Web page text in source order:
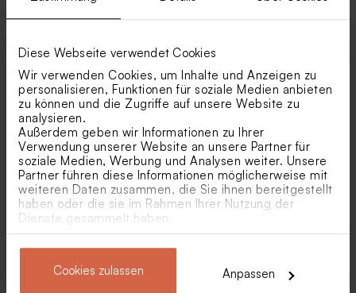
Diese Webseite verwendet Cookies
Wir verwenden Cookies, um Inhalte und Anzeigen zu
personalisieren, Funktionen für soziale Medien anbieten
zu können und die Zugriffe auf unsere Website zu
analysieren.
Außerdem geben wir Informationen zu Ihrer
Verwendung unserer Website an unsere Partner für
soziale Medien, Werbung und Analysen weiter. Unsere
Partner führen diese Informationen möglicherweise mit
weiteren Daten zusammen, die Sie ihnen bereitgestellt
haben oder die sie im Rahmen Ihrer Nutzung der
Dienste gesammelt haben.
Cookies zulassen Anpassen
Einlegekarte in Kraft-Look
mit Initialen
mit Initialen
Originelle Hochzeitskarte
mit beigem Band und
Fotostreifen
Einzigartige Einsteckkarte
aus Kraftpapier mit Fotos